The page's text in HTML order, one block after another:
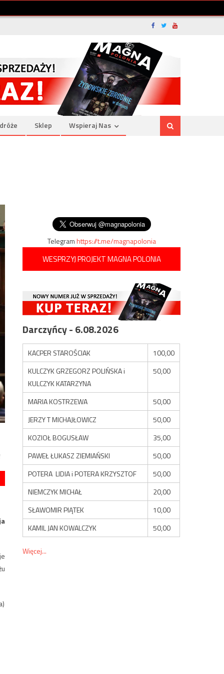
Sklep Wspieraj Nas
Telegramhttps://t.me/magnapolonia
WESPRZYJ PROJEKT MAGNA POLONIA
Darczyńcy - 6.08.2026
KACPER STAROŚCIAK
100,00
KULCZYK GRZEGORZ POLIŃSKA i
KULCZYK KATARZYNA
50,00
MARIA KOSTRZEWA
50,00
JERZY T MICHAJŁOWICZ
50,00
KOZIOŁ BOGUSŁAW
35,00
PAWEŁ ŁUKASZ ZIEMIAŃSKI
50,00
POTERA LIDIA i POTERA KRZYSZTOF
50,00
NIEMCZYK MICHAŁ
20,00
SŁAWOMIR PIĄTEK
10,00
KAMIL JAN KOWALCZYK
50,00
Więcej...